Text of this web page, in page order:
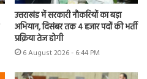
उत्तराखंड में सरकारी नौकरियों का बड़ा
अभियान, दिसंबर तक 4 हजार पदों की भर्ती
प्रक्रिया तेज होगी
6 August 2026 - 6:44 PM